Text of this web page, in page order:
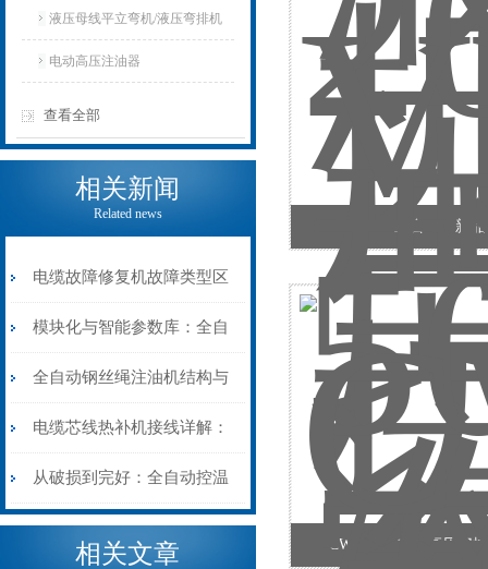
液压母线平立弯机/液压弯排机
电动高压注油器
查看全部
相关新闻
Related news
电缆故障修复机故障类型区
分指南：从“绝缘电
阻”到“波形特征”的精准诊
断逻辑
模块化与智能参数库：全自
动电缆修复机的快速换型逻
辑
全自动钢丝绳注油机结构与
工作原理：揭秘高效润滑的
机械密码
电缆芯线热补机接线详解：
从入门到精通
从破损到完好：全自动控温
电缆热补机的核心价值
相关文章
VWX-502五合一（新
CWC-200-16特高压切